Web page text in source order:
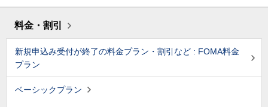
料金・割引
新規申込み受付が終了の料金プラン・割引など : FOMA料金
プラン
ベーシックプラン